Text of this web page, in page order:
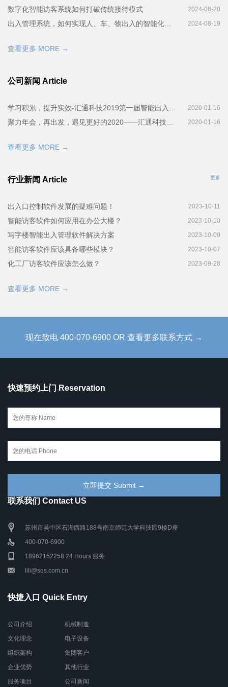
数字化智能访客系统如何打破传统接待模式 2024-08-20
2024-08-19
查看更多 MORE →
公司新闻 Article
2020-01-16
2020-01-16
查看更多 MORE →
行业新闻 Article 更多
出入口控制软件发展的疑难问题！ 2023-10-11
智能访客软件如何应用在办公大楼？ 2023-10-10
写字楼智能出入管理软件解决方案 2023-10-09
智能访客软件应该具备哪些模块？ 2023-10-07
化工厂访客软件应该怎么做？ 2023-09-28
查看更多 MORE →
现在致电 400-070-6900 OR 查看更多联系方式 →
快速预约上门 Reservation
联系我们 Contact US
苏州市吴中区石湖西路188号南京师范大学科技园9楼D座
400-070-6900
18962152258 24 Hours 服务
lili@sqs.com.cn
快捷入口 Quick Entry
公司介绍
文化理念
组织架构
企业优势
服务项目
机械制造
电子设备
集团客户
其他行业
公司新闻